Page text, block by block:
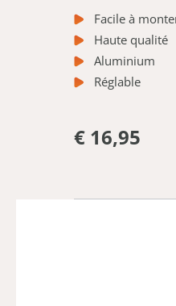
Facile à
Haute qualité
Aluminium
Réglable
€ 16,95